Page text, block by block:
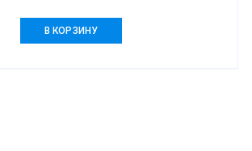
В КОРЗИНУ